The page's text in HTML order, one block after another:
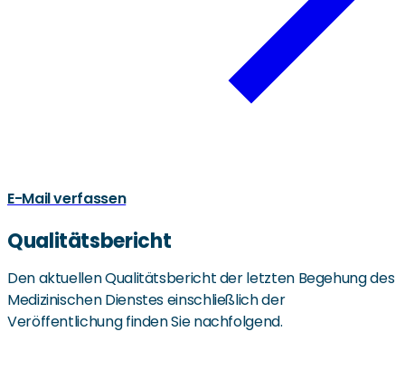
E-Mail verfassen
Qualitätsbericht
Den aktuellen Qualitätsbericht der letzten Begehung des
Medizinischen Dienstes einschließlich der
Veröffentlichung finden Sie nachfolgend.